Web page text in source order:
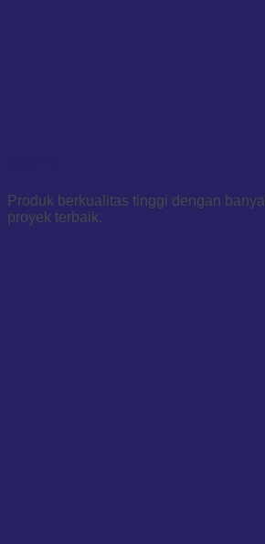
Produk berkualitas tinggi dengan
proyek terbaik.